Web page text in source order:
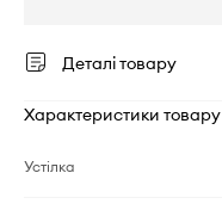
Деталі товару
Характеристики товару
Устілка